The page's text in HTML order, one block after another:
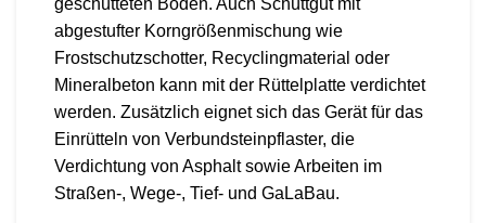
geschütteten Böden. Auch Schüttgut mit
abgestufter Korngrößenmischung wie
Frostschutzschotter, Recyclingmaterial oder
Mineralbeton kann mit der Rüttelplatte verdichtet
werden. Zusätzlich eignet sich das Gerät für das
Einrütteln von Verbundsteinpflaster, die
Verdichtung von Asphalt sowie Arbeiten im
Straßen-, Wege-, Tief- und GaLaBau.